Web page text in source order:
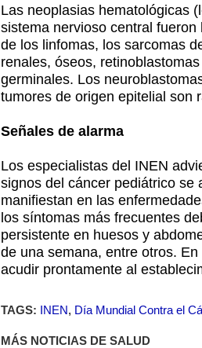
Las neoplasias hematológicas
sistema nervioso central
de los linfomas, los sarcomas
renales, óseos,
germinales. Los
tumores de origen epitelial son
Señales de alarma
Los especialistas del INEN
signos del cáncer pediátrico se
manifiestan en las
los síntomas más frecuentes
persistente en huesos y
de una semana, entre otros.
acudir prontamente al
TAGS: INEN, Día Mundial Contra el
MÁS NOTICIAS DE SALUD